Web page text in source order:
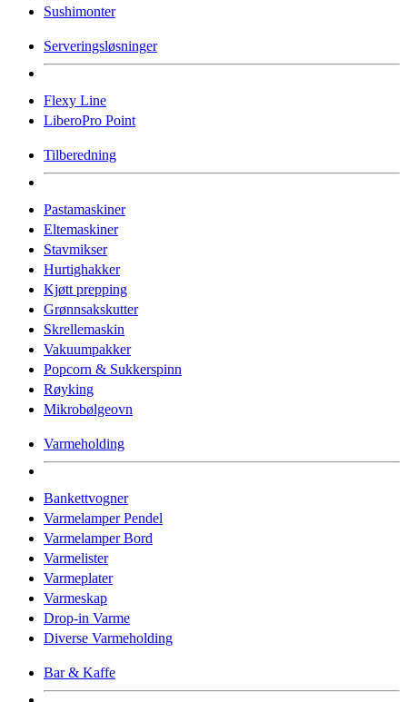
Sushimonter
Serveringsløsninger
Flexy Line
LiberoPro Point
Tilberedning
Pastamaskiner
Eltemaskiner
Stavmikser
Hurtighakker
Kjøtt prepping
Grønnsakskutter
Skrellemaskin
Vakuumpakker
Popcorn & Sukkerspinn
Røyking
Mikrobølgeovn
Varmeholding
Bankettvogner
Varmelamper Pendel
Varmelamper Bord
Varmelister
Varmeplater
Varmeskap
Drop-in Varme
Diverse Varmeholding
Bar & Kaffe